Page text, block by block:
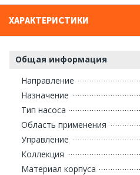
ХАРАКТЕРИСТИКИ
Общая информация
Направление
Назначение
Тип насоса
Область применения
Управление
Коллекция
Материал корпуса